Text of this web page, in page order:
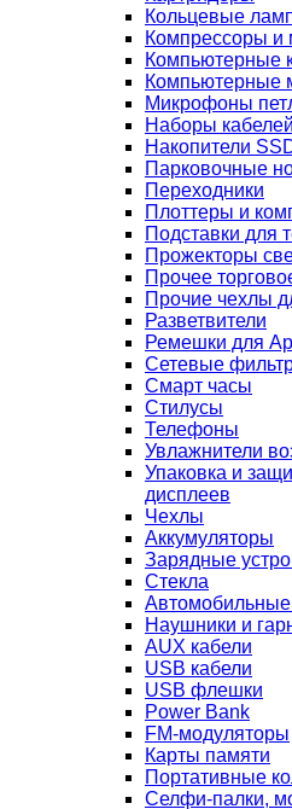
Кольцевые
Компрессоры и
Компьютерные
Компьютерные
Микрофоны
Наборы кабелей
Накопители
Парковочные
Переходники
Плоттеры и
Подставки для
Прожекторы
Прочее
Прочие чехлы
Разветвители
Ремешки для
Сетевые
Смарт часы
Стилусы
Телефоны
Увлажнители
Упаковка и
дисплеев
Чехлы
Аккумуляторы
Зарядные
Стекла
Наушники и
AUX кабели
USB кабели
USB флешки
Power Bank
FM-модуляторы
Карты памяти
Портативные
Селфи-палки,